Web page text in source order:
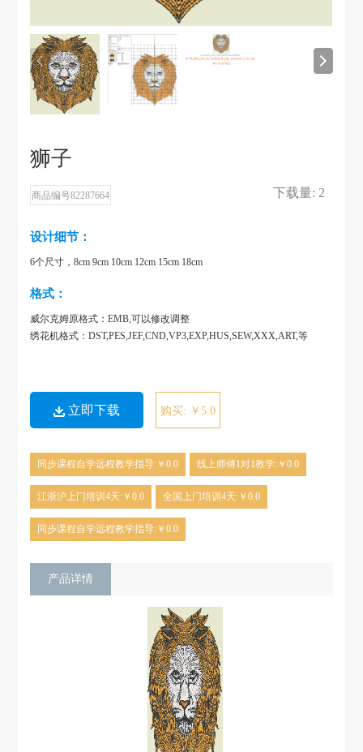
狮子
下载量: 2
商品编号82287664
设计细节：
6个尺寸，8cm 9cm 10cm 12cm 15cm 18cm
格式：
威尔克姆原格式：EMB,可以修改调整
绣花机格式：DST,PES,JEF,CND,VP3,EXP,HUS,SEW,XXX,ART,等
立即下载 购买: ￥5.0
同步课程自学远程教学指导:￥0.0 线上师傅1对1教学:￥0.0
江浙沪上门培训4天:￥0.0 全国上门培训4天:￥0.0
同步课程自学远程教学指导:￥0.0
产品详情